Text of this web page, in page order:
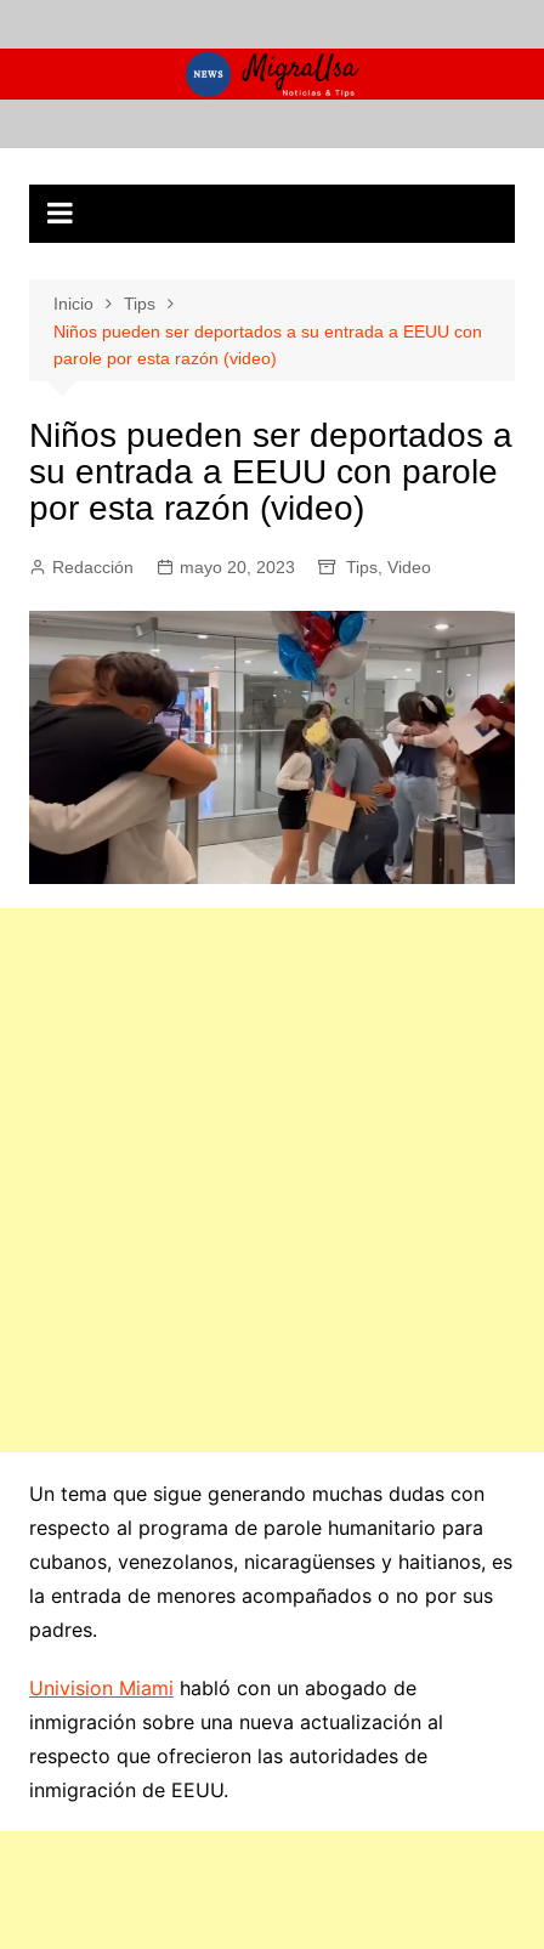
al
Inicio
Tips
Niños pueden ser deportados a su entrada a EEUU con
parole por esta razón (video)
Niños pueden ser deportados a
su entrada a EEUU con parole
por esta razón (video)
Redacción mayo 20, 2023 Tips, Video
Un tema que sigue generando muchas dudas con
respecto al programa de parole humanitario para
cubanos, venezolanos, nicaragüenses y haitianos, es
la entrada de menores acompañados o no por sus
padres.
Univision Miami habló con un abogado de
inmigración sobre una nueva actualización al
respecto que ofrecieron las autoridades de
inmigración de EEUU.